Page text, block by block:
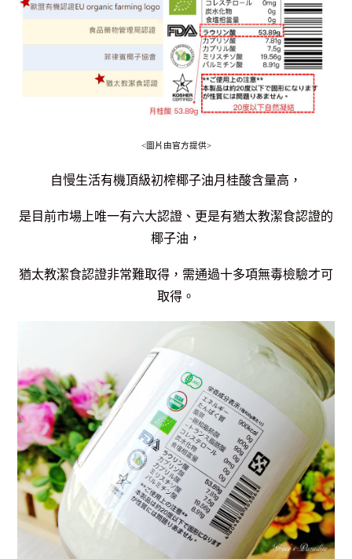
<圖片由官方提供>
自慢生活有機頂級初榨椰子油月桂酸含量高，
是目前市場上唯一有六大認證、 更是有猶太教潔食認證的
椰子油，
猶太教潔食認證非常難取得，需通過十多項無毒檢驗才可
取得。